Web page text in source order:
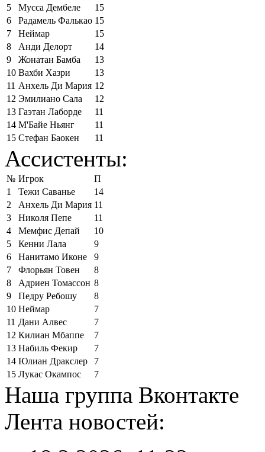
5
Мусса Дембеле
15
6
Радамель Фалькао 15
7
Неймар
15
8
Анди Делорт
14
9
Жонатан Бамба
13
10 Вахби Хазри
13
11 Анхель Ди Мария 12
12 Эмилиано Сала
12
13 Гаэтан Лаборде
11
14 М'Байе Ньянг
11
15 Стефан Баокен 11
Ассистенты:
№ Игрок
П
1
Тежи Саванье
14
2
Анхель Ди Мария 11
3
Николя Пепе
11
4
Мемфис Депай
10
5
Кенни Лала
9
6
Нанитамо Иконе
9
7
Флорьян Товен
8
8
Адриен Томассон 8
9
Педру Ребошу
8
10 Неймар
7
11 Дани Алвес
7
12 Килиан Мбаппе
7
13 Набиль Фекир
7
14 Юлиан Дракслер
7
15 Лукас Окампос 7
Наша группа Вконтакте
Лента новостей: